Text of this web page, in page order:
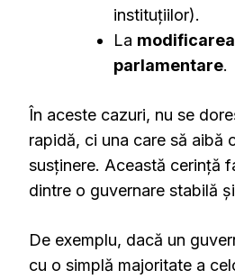
instituțiilor).
La
parlamentare.
În aceste cazuri, nu se
rapidă, ci una care să aibă
susținere. Această cerință
dintre o guvernare stabilă
De exemplu, dacă un
cu o simplă majoritate a